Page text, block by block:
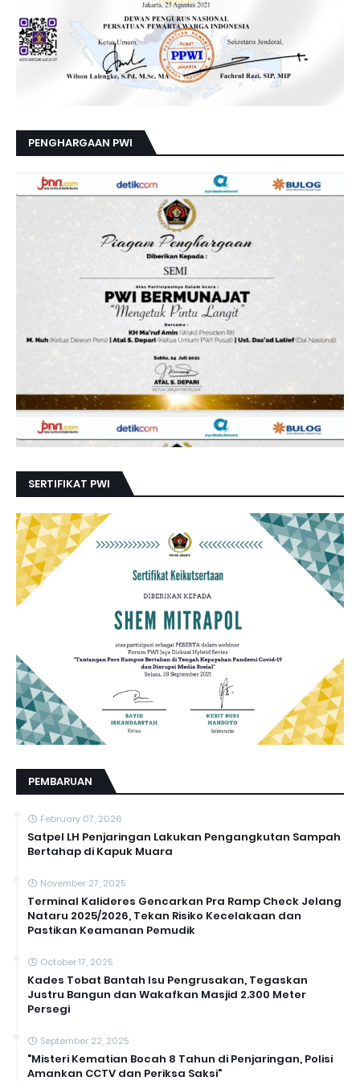
PENGHARGAAN PWI
SERTIFIKAT PWI
PEMBARUAN
February 07, 2026
Satpel LH Penjaringan Lakukan Pengangkutan Sampah
Bertahap di Kapuk Muara
November 27, 2025
Terminal Kalideres Gencarkan Pra Ramp Check Jelang
Nataru 2025/2026, Tekan Risiko Kecelakaan dan
Pastikan Keamanan Pemudik
October 17, 2025
Kades Tobat Bantah Isu Pengrusakan, Tegaskan
Justru Bangun dan Wakafkan Masjid 2.300 Meter
Persegi
September 22, 2025
"Misteri Kematian Bocah 8 Tahun di Penjaringan, Polisi
Amankan CCTV dan Periksa Saksi"